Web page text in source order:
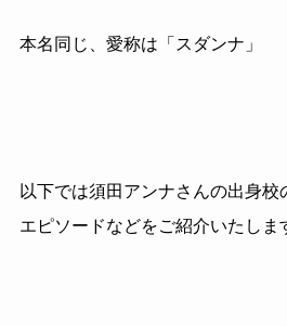
本名同じ、愛称は「スダンナ」
以下では須田アンナさんの出身
エピソードなどをご紹介いたしま